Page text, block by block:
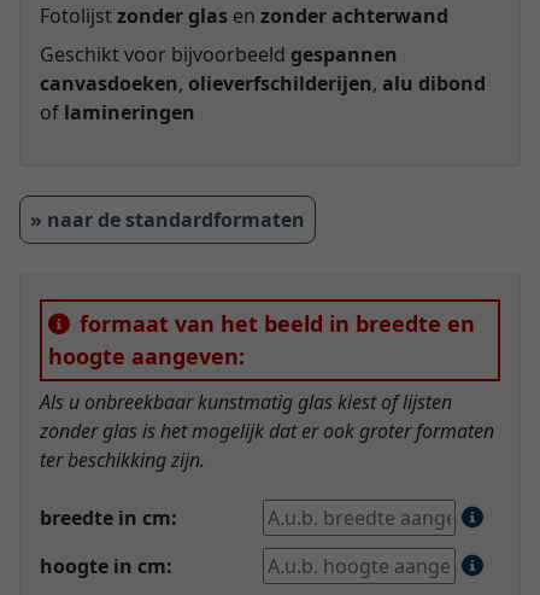
Fotolijstzonder glas en zonder achterwand
Geschikt voor bijvoorbeeld gespannen
canvasdoeken, olieverfschilderijen, alu dibond
of lamineringen
» naar de standardformaten
formaat van het beeld in breedte en
hoogte aangeven:
Als u onbreekbaar kunstmatig glas kiest of lijsten
zonder glas is het mogelijk dat er ook groter formaten
ter beschikking zijn.
breedte in cm:
hoogte in cm: